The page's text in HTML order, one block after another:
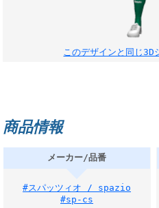
このデザインと同じ3D
商品情報
メーカー/品番
#スパッツィオ / spazio
#sp-cs